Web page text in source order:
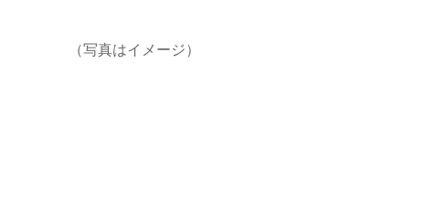
（写真はイメージ）